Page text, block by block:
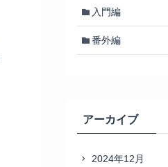
入門編
番外編
アーカイブ
2024年12月